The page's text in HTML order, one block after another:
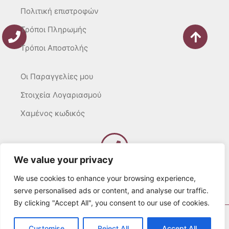
We value your privacy
We use cookies to enhance your browsing experience,
serve personalised ads or content, and analyse our traffic.
By clicking "Accept All", you consent to our use of cookies.
Πολιτική επιστροφών
Τρόποι Πληρωμής
Τρόποι Αποστολής
Οι Παραγγελίες μου
Στοιχεία Λογαριασμού
Χαμένος κωδικός
Καλέστε μας
Δευτ – Τετ. – Σαβ. : 10:00 – 15:00
Τρίτ. – Πέμπτ. – Παρ. : 10:00 – 21:00
© 2022 Λευκά Όνειρα All rights Reserved